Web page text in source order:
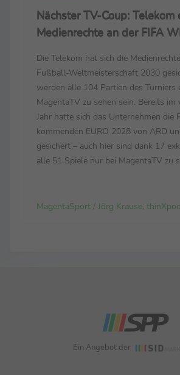
Nächster TV-Coup:
Medienrechte an der FIFA
Die Telekom hat sich die
Fußball-Weltmeisterschaft 2030
werden alle 104 Partien des Turniers
MagentaTV zu sehen sein. Bereits im
Jahr hatte sich das Unternehmen die
kommenden EURO 2028 von ARD
gesichert – auch hier sind dank 17
alle 51 Spiele nur bei MagentaTV zu
uns eine Fußball...
MagentaSport / Jörg Krause,
Ein Angebot der